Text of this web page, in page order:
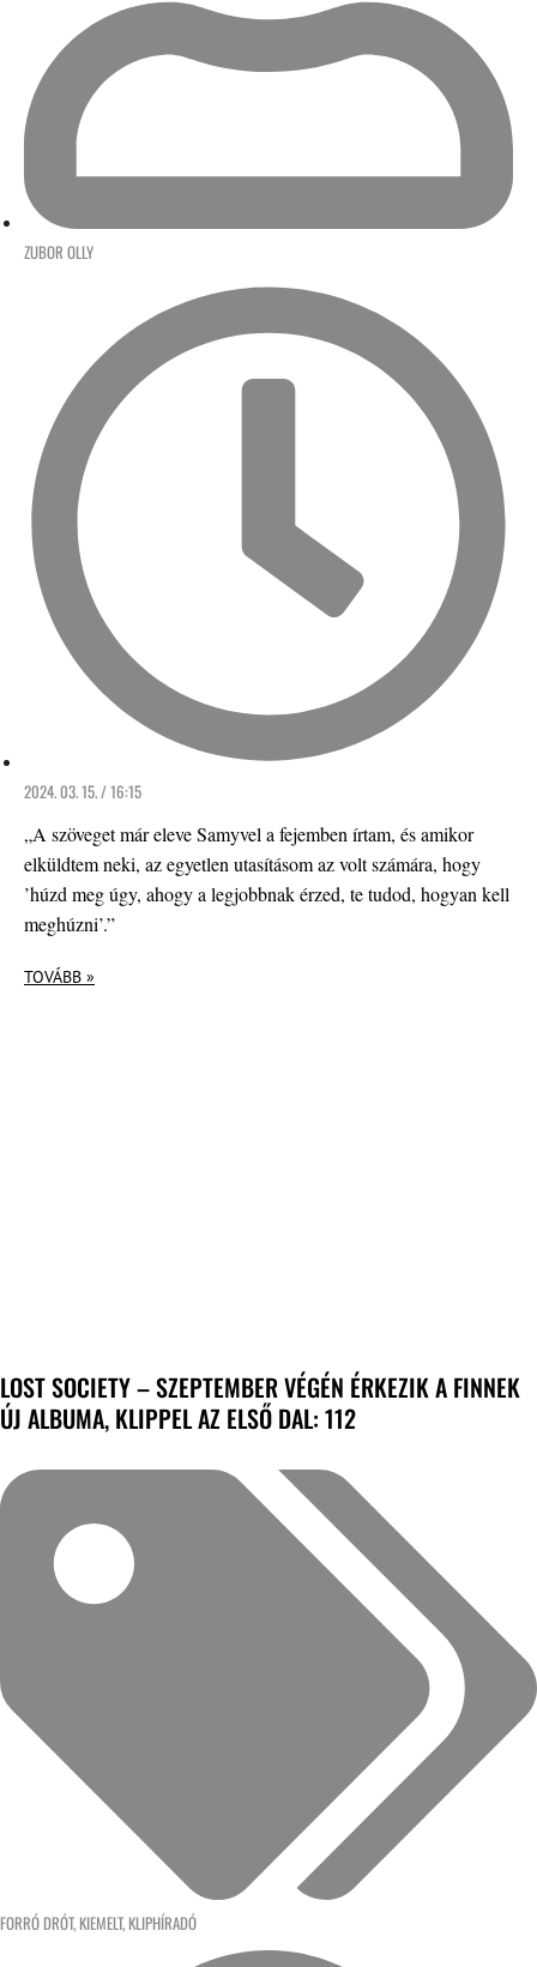
ZUBOR OLLY
2024. 03. 15. / 16:15
„A szöveget már eleve Samyvel a fejemben írtam, és amikor
elküldtem neki, az egyetlen utasításom az volt számára, hogy
’húzd meg úgy, ahogy a legjobbnak érzed, te tudod, hogyan kell
meghúzni’.”
TOVÁBB »
LOST SOCIETY – SZEPTEMBER VÉGÉN ÉRKEZIK A FINNEK
ÚJ ALBUMA, KLIPPEL AZ ELSŐ DAL: 112
FORRÓ DRÓT, KIEMELT, KLIPHÍRADÓ